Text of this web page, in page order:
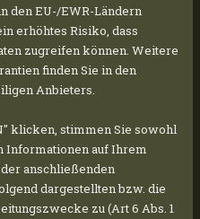
den EU-/EWR-Ländern
erhöhtes Risiko, dass
zugreifen können. Weitere
finden Sie in den
Anbieters.
klicken, stimmen Sie sowohl
Informationen auf Ihrem
der anschließenden
dargestellten bzw. die
zu (Art 6 Abs. 1